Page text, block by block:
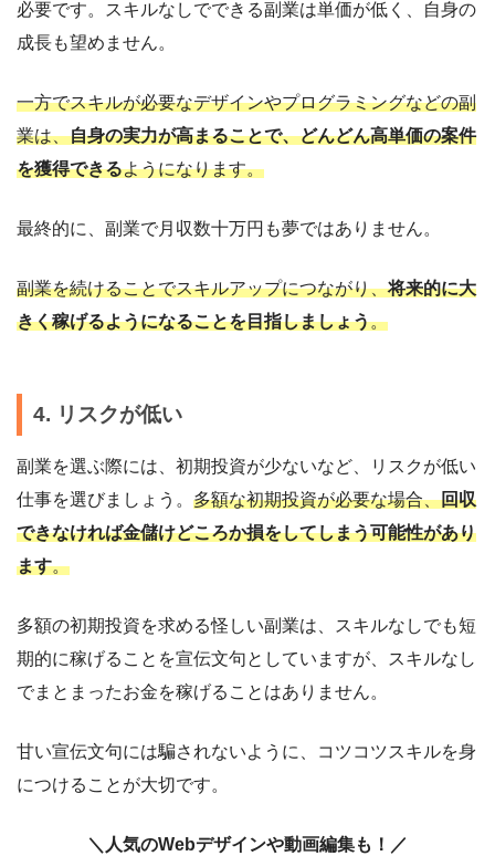
必要です。スキルなしでできる副業は単価が低く、自身の
成長も望めません。
一方でスキルが必要なデザインやプログラミングなどの副
業は、自身の実力が高まることで、どんどん高単価の案件
を獲得できるようになります。
最終的に、副業で月収数十万円も夢ではありません。
副業を続けることでスキルアップにつながり、将来的に大
きく稼げるようになることを目指しましょう。
4. リスクが低い
副業を選ぶ際には、初期投資が少ないなど、リスクが低い
仕事を選びましょう。 多額な初期投資が必要な場合、回収
できなければ金儲けどころか損をしてしまう可能性があり
ます。
多額の初期投資を求める怪しい副業は、スキルなしでも短
期的に稼げることを宣伝文句としていますが、スキルなし
でまとまったお金を稼げることはありません。
甘い宣伝文句には騙されないように、コツコツスキルを身
につけることが大切です。
＼人気のWebデザインや動画編集も！／